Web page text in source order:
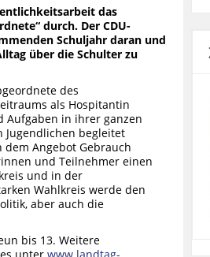
das
durch. Der CDU-
Schuljahr daran und
über die Schulter zu
des
als Hospitantin
Aufgaben in ihrer ganzen
Jugendlichen begleitet
Angebot Gebrauch
und Teilnehmer einen
und in der
Wahlkreis werde den
aber auch die
bis 13. Weitere